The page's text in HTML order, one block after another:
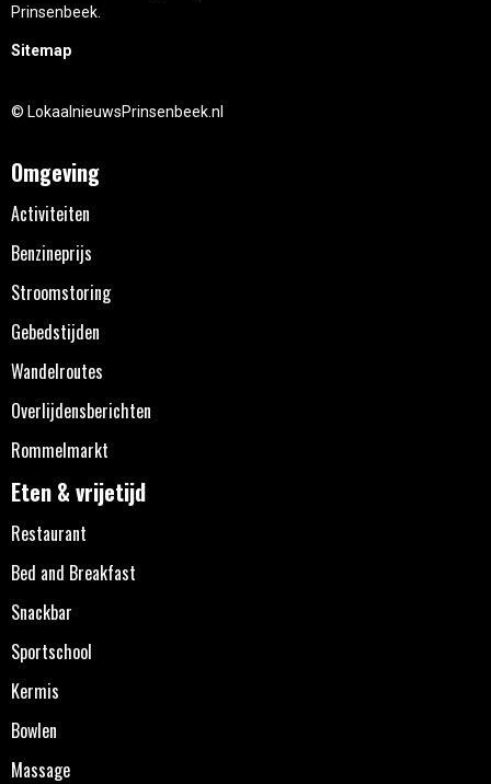
Prinsenbeek.
Sitemap
© LokaalnieuwsPrinsenbeek.nl
Omgeving
Activiteiten
Benzineprijs
Stroomstoring
Gebedstijden
Wandelroutes
Overlijdensberichten
Rommelmarkt
Eten & vrijetijd
Restaurant
Bed and Breakfast
Snackbar
Sportschool
Kermis
Bowlen
Massage